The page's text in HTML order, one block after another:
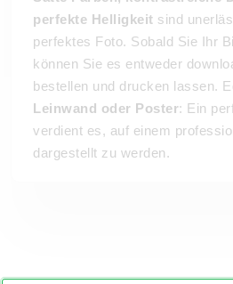
perfekte Helligkeit sind
perfektes Foto. Sobald Sie Ihr
können Sie es entweder
bestellen und drucken lassen.
Leinwand oder Poster: Ein
verdient es, auf einem
dargestellt zu werden.